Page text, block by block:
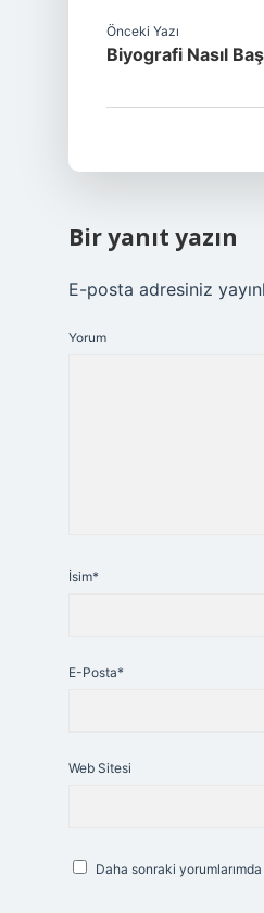
Önceki Yazı
Biyografi Nasıl
Bir yanıt yazın
E-posta adresiniz
Yorum
İsim*
E-Posta*
Web Sitesi
Daha sonraki